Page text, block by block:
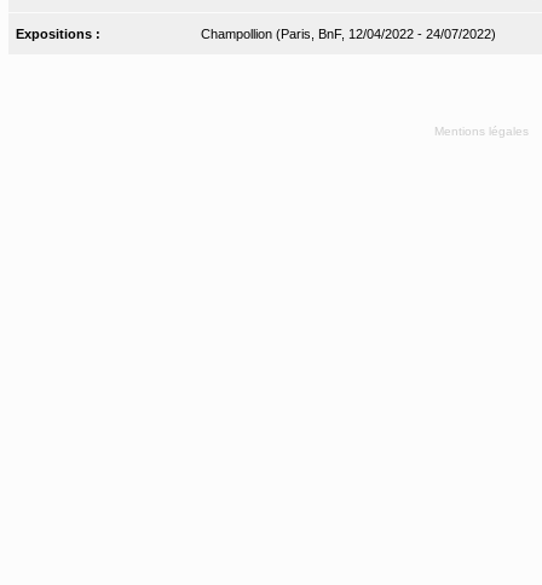
Expositions : Champollion (Paris, BnF, 12/04/2022 - 24/07/2022)
Mentions légales